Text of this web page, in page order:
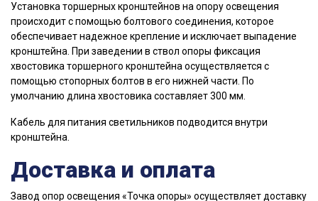
Установка торшерных кронштейнов на опору освещения
происходит с помощью болтового соединения, которое
обеспечивает надежное крепление и исключает выпадение
кронштейна. При заведении в ствол опоры фиксация
хвостовика торшерного кронштейна осуществляется с
помощью стопорных болтов в его нижней части. По
умолчанию длина хвостовика составляет 300 мм.
Кабель для питания светильников подводится внутри
кронштейна.
Доставка и оплата
Завод опор освещения «Точка опоры» осуществляет доставку